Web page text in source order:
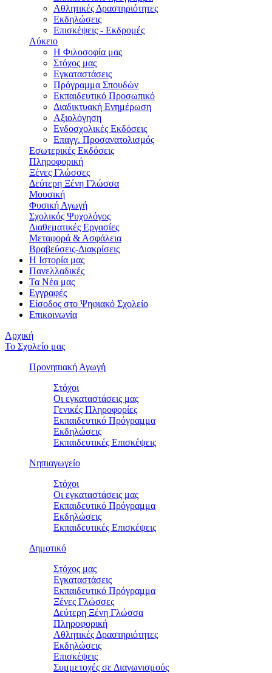
Αθλητικές Δραστηριότητες
Εκδηλώσεις
Επισκέψεις - Εκδρομές
Λύκειο
Η Φιλοσοφία μας
Στόχος μας
Εγκαταστάσεις
Πρόγραμμα Σπουδών
Εκπαιδευτικό Προσωπικό
Διαδικτυακή Ενημέρωση
Αξιολόγηση
Ενδοσχολικές Εκδόσεις
Επαγγ. Προσανατολισμός
Εσωτερικές Εκδόσεις
Πληροφορική
Ξένες Γλώσσες
Δεύτερη Ξένη Γλώσσα
Μουσική
Φυσική Αγωγή
Σχολικός Ψυχολόγος
Διαθεματικές Εργασίες
Μεταφορά & Ασφάλεια
Βραβεύσεις-Διακρίσεις
Η Ιστορία μας
Πανελλαδικές
Τα Νέα μας
Εγγραφές
Είσοδος στο Ψηφιακό Σχολείο
Επικοινωνία
Αρχική
Το Σχολείο μας
Προνηπιακή Αγωγή
Στόχοι
Οι εγκαταστάσεις μας
Γενικές Πληροφορίες
Εκπαιδευτικό Πρόγραμμα
Εκδηλώσεις
Εκπαιδευτικές Eπισκέψεις
Νηπιαγωγείο
Στόχοι
Οι εγκαταστάσεις μας
Εκπαιδευτικό Πρόγραμμα
Εκδηλώσεις
Εκπαιδευτικές Eπισκέψεις
Δημοτικό
Στόχος μας
Εγκαταστάσεις
Εκπαιδευτικό Πρόγραμμα
Ξένες Γλώσσες
Δεύτερη Ξένη Γλώσσα
Πληροφορική
Αθλητικές Δραστηριότητες
Εκδηλώσεις
Επισκέψεις
Συμμετοχές σε Διαγωνισμούς